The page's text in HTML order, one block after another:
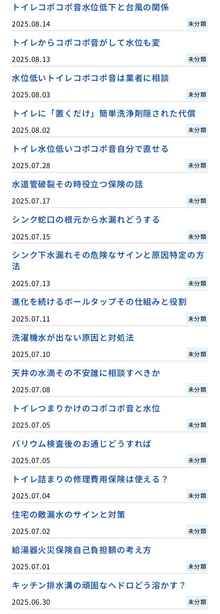
トイレコポコポ音水位低下と台風の関係
2025.08.14 未分類
トイレからコポコポ音がして水位も変
2025.08.13 未分類
水位低いトイレコポコポ音は業者に相談
2025.08.03 未分類
トイレに「置くだけ」簡単洗浄剤隠された代償
2025.08.02 未分類
トイレ水位低いコポコポ音自分で直せる
2025.07.28 未分類
水道管破裂その時役立つ保険の話
2025.07.17 未分類
シンク蛇口の根元から水漏れどうする
2025.07.15 未分類
シンク下水漏れその危険なサインと原因特定の方
法
2025.07.13 未分類
進化を続けるボールタップその仕組みと役割
2025.07.11 未分類
洗濯機水が出ない原因と対処法
2025.07.10 未分類
天井の水滴その不安誰に相談すべきか
2025.07.08 未分類
トイレつまりかけのコポコポ音と水位
2025.07.05 未分類
バリウム検査後のお通じどうすれば
2025.07.05 未分類
トイレ詰まりの修理費用保険は使える？
2025.07.04 未分類
住宅の敵漏水のサインと対策
2025.07.02 未分類
給湯器火災保険自己負担額の考え方
2025.07.01 未分類
キッチン排水溝の頑固なヘドロどう溶かす？
2025.06.30 未分類